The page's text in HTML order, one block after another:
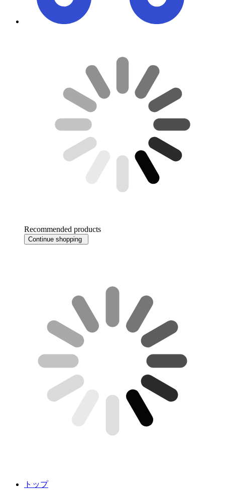
Recommended products
Continue shopping
トップ